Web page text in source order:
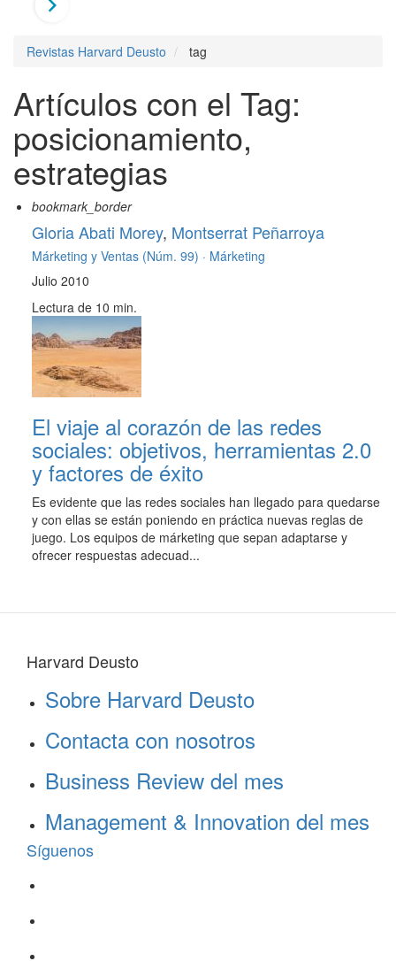
Revistas Harvard Deusto tag
Artículos con el Tag:
posicionamiento,
estrategias
bookmark_border
Gloria Abati Morey, Montserrat Peñarroya
Márketing y Ventas (Núm. 99) · Márketing
Julio 2010
Lectura de 10 min.
El viaje al corazón de las redes
sociales: objetivos, herramientas 2.0
y factores de éxito
Es evidente que las redes sociales han llegado para quedarse
y con ellas se están poniendo en práctica nuevas reglas de
juego. Los equipos de márketing que sepan adaptarse y
ofrecer respuestas adecuad...
Harvard Deusto
Sobre Harvard Deusto
Contacta con nosotros
Business Review del mes
Management & Innovation del mes
Síguenos